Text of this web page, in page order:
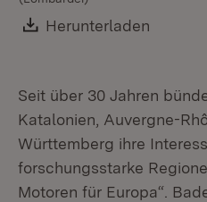
Download:
Herunterladen
Seit über 30 Jahren
Katalonien, Auvergne-
Württemberg ihre
forschungsstarke
Motoren für Europa“.